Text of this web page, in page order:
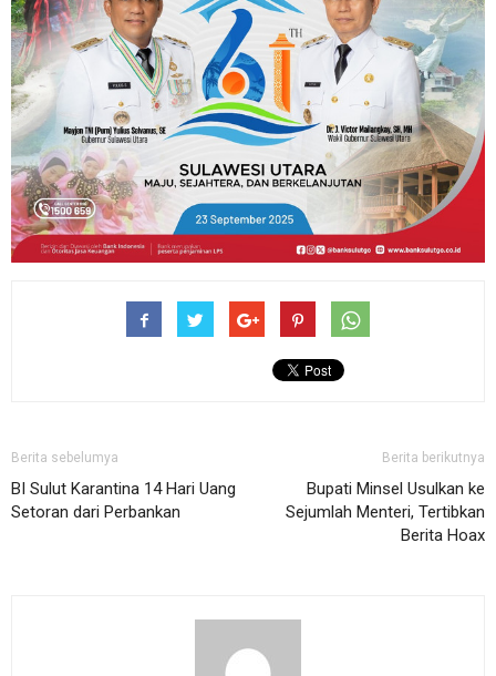
Berita sebelumya
BI Sulut Karantina 14 Hari Uang
Setoran dari Perbankan
Berita berikutnya
Bupati Minsel Usulkan ke
Sejumlah Menteri, Tertibkan
Berita Hoax